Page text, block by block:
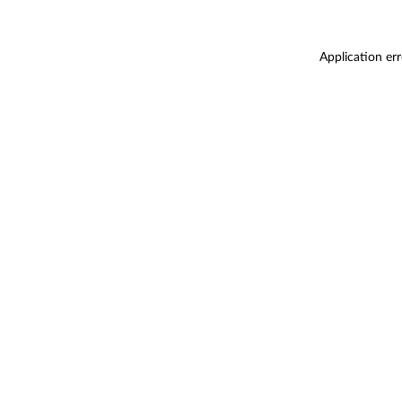
Application